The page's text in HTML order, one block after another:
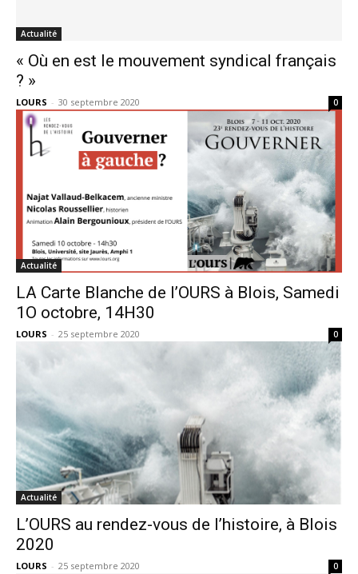
Actualité
« Où en est le mouvement syndical français
? »
LOURS - 30 septembre 2020 0
Actualité
LA Carte Blanche de l’OURS à Blois, Samedi
1O octobre, 14H30
LOURS - 25 septembre 2020 0
Actualité
L’OURS au rendez-vous de l’histoire, à Blois
2020
LOURS - 25 septembre 2020 0